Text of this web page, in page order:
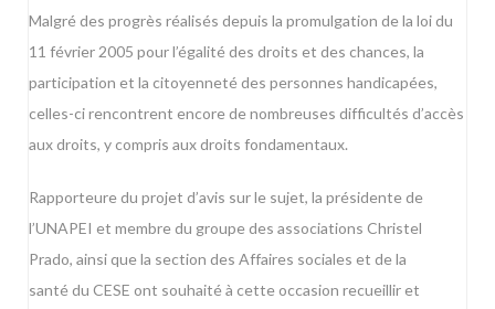
Malgré des progrès réalisés depuis la promulgation de la loi du
11 février 2005 pour l’égalité des droits et des chances, la
participation et la citoyenneté des personnes handicapées,
celles-ci rencontrent encore de nombreuses difficultés d’accès
aux droits, y compris aux droits fondamentaux.
Rapporteure du projet d’avis sur le sujet, la présidente de
l’UNAPEI et membre du groupe des associations Christel
Prado, ainsi que la section des Affaires sociales et de la
santé du CESE ont souhaité à cette occasion recueillir et